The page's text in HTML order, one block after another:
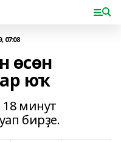
07:08
өсөн
юҡ
18 минут
бирҙе.